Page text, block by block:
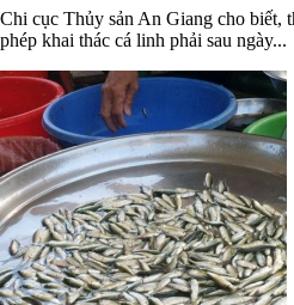
Chi cục Thủy sản An Giang cho biết,
phép khai thác cá linh phải sau ngày...